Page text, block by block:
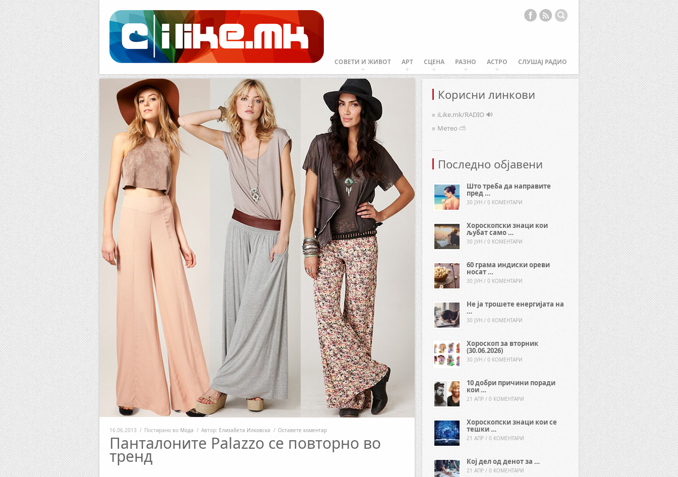
Facebook
RSS
СОВЕТИ И ЖИВОТ АРТ СЦЕНА РАЗНО АСТРО СЛУШАЈ РАДИО
16.06.2013 / Постирано во Мода / Автор: Елизабета Илковска / Оставете коментар
Панталоните Palazzo се повторно во
тренд
Корисни линкови
iLike.mk/RADIO 🔊
Метео ⛅
Последно објавени
Што треба да направите
пред …
30 ЈУН / 0 КОМЕНТАРИ
Хороскопски знаци кои
љубат само …
30 ЈУН / 0 КОМЕНТАРИ
60 грама индиски ореви
носат …
30 ЈУН / 0 КОМЕНТАРИ
Не ја трошете енергијата на
…
30 ЈУН / 0 КОМЕНТАРИ
Хороскоп за вторник
(30.06.2026)
30 ЈУН / 0 КОМЕНТАРИ
10 добри причини поради
кои …
21 АПР / 0 КОМЕНТАРИ
Хороскопски знаци кои се
тешки …
21 АПР / 0 КОМЕНТАРИ
Кој дел од денот за …
21 АПР / 0 КОМЕНТАРИ